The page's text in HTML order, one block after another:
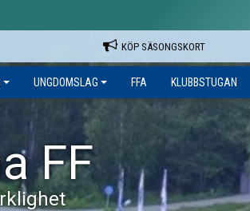
KÖP SÄSONGSKORT
UNGDOMSLAG FFA KLUBBSTUGAN
FF